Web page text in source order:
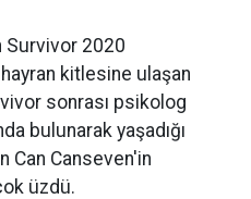
Survivor 2020
kitlesine ulaşan
sonrası psikolog
bulunarak yaşadığı
Can Canseven'in
üzdü.